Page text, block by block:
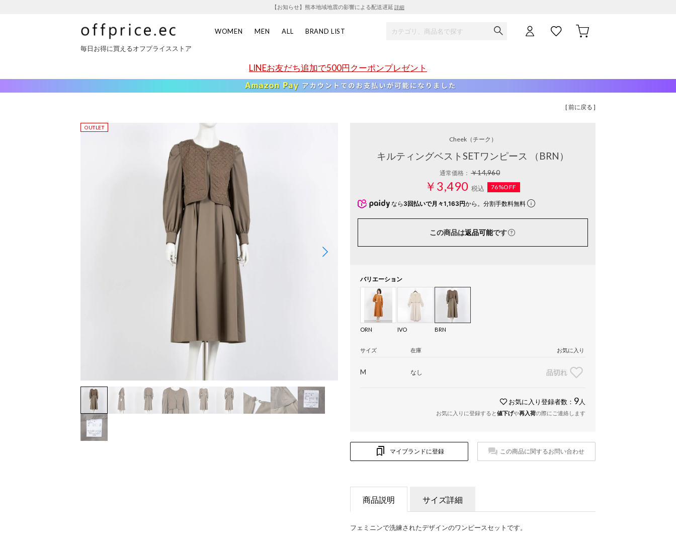
【お知らせ】熊本地域地震の影響による配送遅延 詳細
WOMEN MEN ALL BRAND LIST
毎日お得に買えるオフプライスストア
LINEお友だち追加で500円クーポンプレゼント
[ 前に戻る ]
Cheek（チーク）
キルティングベストSETワンピース （BRN）
通常価格：￥14,960
￥3,490 税込 76%OFF
なら 3回払いで月々1,163円から。分割手数料無料
この商品は返品可能です
バリエーション
ORN IVO BRN
サイズ 在庫 お気に入り
M なし 品切れ
お気に入り登録者数： 9 人
お気に入りに登録すると値下げや再入荷の際にご連絡します
マイブランドに登録 この商品に関するお問い合わせ
商品説明 サイズ詳細
フェミニンで洗練されたデザインのワンピースセットです。